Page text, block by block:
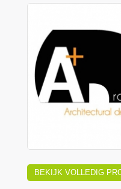
BEKIJK VOLLEDIG